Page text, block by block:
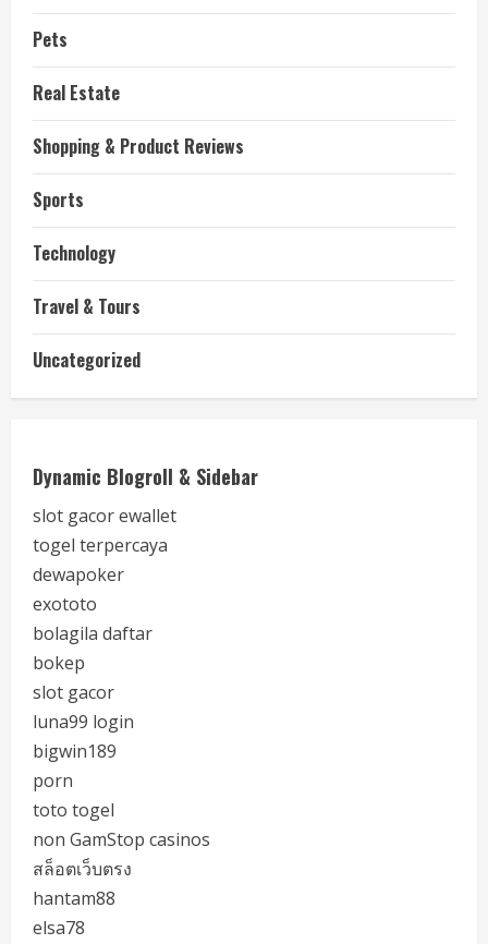
Pets
Real Estate
Shopping & Product Reviews
Sports
Technology
Travel & Tours
Uncategorized
Dynamic Blogroll & Sidebar
slot gacor ewallet
togel terpercaya
dewapoker
exototo
bolagila daftar
bokep
slot gacor
luna99 login
bigwin189
porn
toto togel
non GamStop casinos
สล็อตเว็บตรง
hantam88
elsa78